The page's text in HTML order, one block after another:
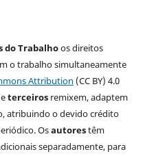
do Trabalhoos direitos
o trabalho simultaneamente
Attribution (CC BY) 4.0
terceirosremixem, adaptem
atribuindo o devido crédito
Osautorestêm
separadamente, para